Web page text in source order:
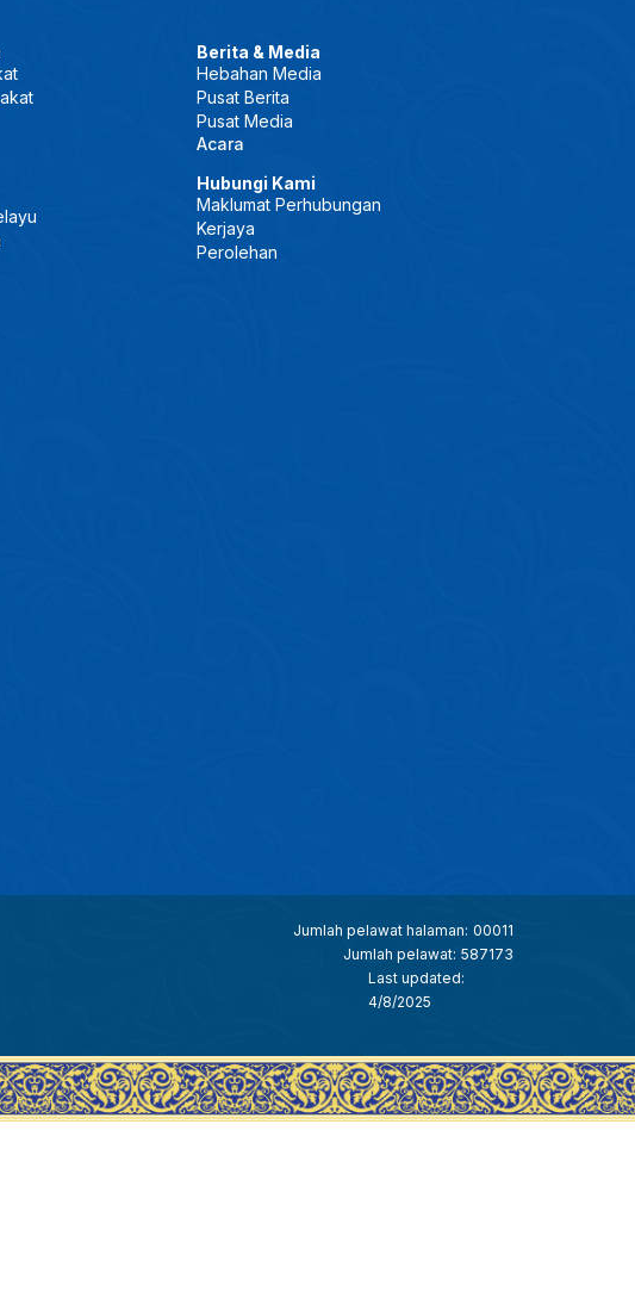
Berita & Media
Hebahan Media
Pusat Berita
Pusat Media
Acara
Hubungi Kami
Maklumat Perhubungan
Kerjaya
Perolehan
Jumlah pelawat halaman: 00011
Jumlah pelawat: 587173
Last updated:
4/8/2025